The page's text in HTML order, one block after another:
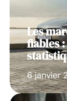
Les
fiables
6 janvier